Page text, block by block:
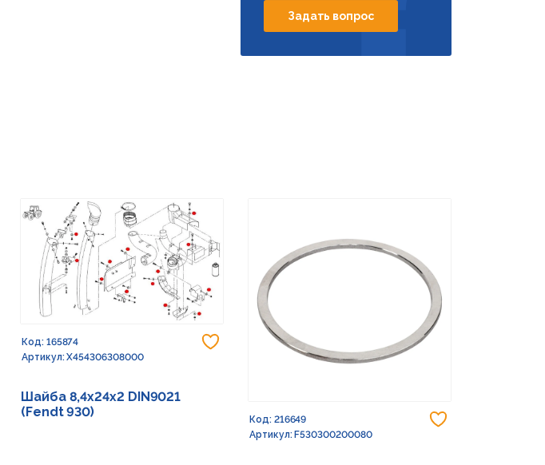
Задать вопрос
Добавить в избранное
Добавить в избранное
Код: 165874
Артикул: X454306308000
Шайба 8,4х24х2 DIN9021
(Fendt 930)
Код: 216649
Артикул: F530300200080